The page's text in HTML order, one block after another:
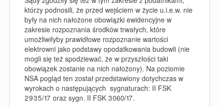
którzy podnosili, że przed wejściem w życie u.i.e.w. nie
były na nich nałożone obowiązki ewidencyjne w
zakresie rozpoznania środków trwałych, które
umożliwiłyby prawidłowe rozpoznanie wartości
elektrowni jako podstawy opodatkowania budowli (nie
mogli się też spodziewać, że w przyszłości taki
obowiązek zostanie na nich nałożony). Na poziomie
NSA pogląd ten został przedstawiony dotychczas w
wyrokach o następujących sygnaturach: II FSK
2935/17 oraz sygn. II FSK 3060/17.